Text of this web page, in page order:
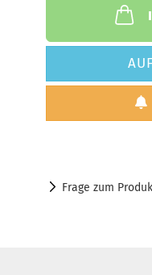
Frage zum